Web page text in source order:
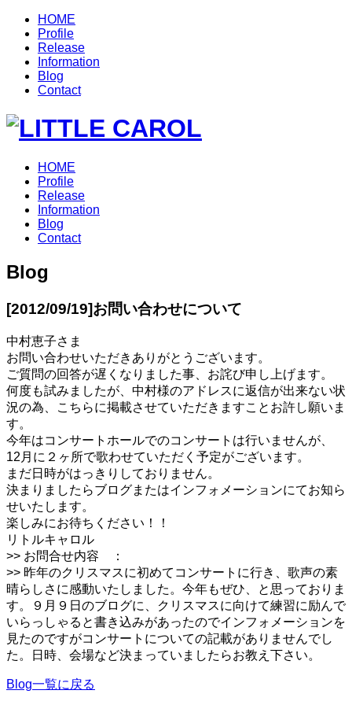
HOME
Profile
Release
Information
Blog
Contact
HOME
Profile
Release
Information
Blog
Contact
Blog
[2012/09/19]お問い合わせについて
中村恵子さま
お問い合わせいただきありがとうございます。
ご質問の回答が遅くなりました事、お詫び申し上げます。
何度も試みましたが、中村様のアドレスに返信が出来ない状
況の為、こちらに掲載させていただきますことお許し願いま
す。
今年はコンサートホールでのコンサートは行いませんが、
12月に２ヶ所で歌わせていただく予定がございます。
まだ日時がはっきりしておりません。
決まりましたらブログまたはインフォメーションにてお知ら
せいたします。
楽しみにお待ちください！！
リトルキャロル
>> お問合せ内容 ：
>> 昨年のクリスマスに初めてコンサートに行き、歌声の素
晴らしさに感動いたしました。今年もぜひ、と思っておりま
す。９月９日のブログに、クリスマスに向けて練習に励んで
いらっしゃると書き込みがあったのでインフォメーションを
見たのですがコンサートについての記載がありませんでし
た。日時、会場など決まっていましたらお教え下さい。
Blog一覧に戻る